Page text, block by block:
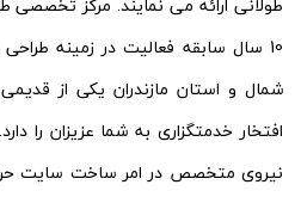
10 سال سابقه فعالیت در زمینه
شمال و استان مازندران یکی از
افتخار خدمتگزاری به شما عزیزان را
نیروی متخصص در امر ساخت سایت